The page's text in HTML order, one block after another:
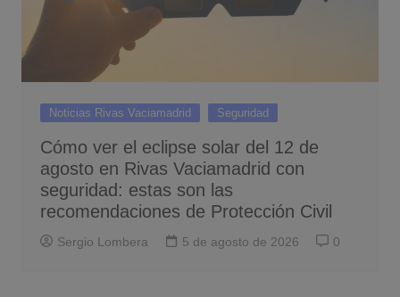
Noticias Rivas Vaciamadrid Seguridad
Cómo ver el eclipse solar del 12 de
agosto en Rivas Vaciamadrid con
seguridad: estas son las
recomendaciones de Protección Civil
Sergio Lombera 5 de agosto de 2026 0